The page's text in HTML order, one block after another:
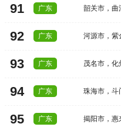
91 广东 韶关市 ，曲
92 广东 河源市 ，紫
93 广东 茂名市 ，化
94 广东 珠海市 ，斗
95 广东 揭阳市 ，惠